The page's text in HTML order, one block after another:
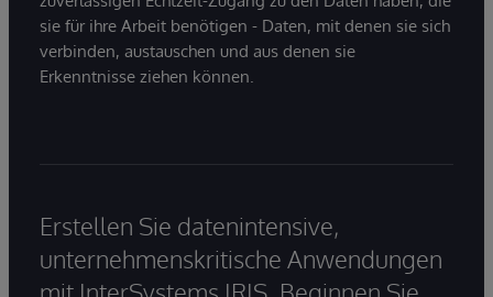
sie für ihre Arbeit benötigen - Daten, mit denen sie sich
verbinden, austauschen und aus denen sie
Erkenntnisse ziehen können.
Erstellen Sie datenintensive,
unternehmenskritische Anwendungen